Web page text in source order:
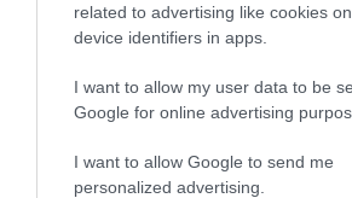
related to advertising like cookies
device identifiers in apps.
I want to allow my user data to be
Google for online advertising
I want to allow Google to send me
personalized advertising.